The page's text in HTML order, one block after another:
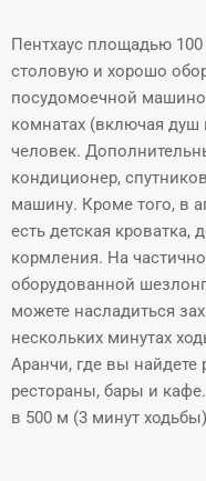
Пентхаус площадью
столовую и хорошо
посудомоечной
комнатах (включая душ
человек.
кондиционер,
машину. Кроме того, в
есть детская кроватка,
кормления. На
оборудованной
можете насладиться
нескольких минутах
Аранчи, где вы найдете
рестораны, бары и
в 500 м (3 минут